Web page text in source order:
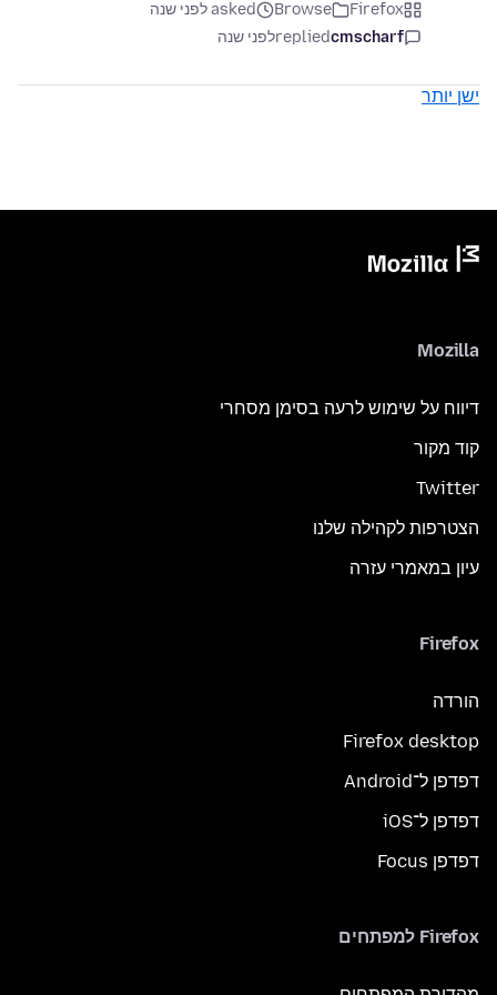
Firefox
Browse
asked לפני שנה
cmscharf
repliedלפני שנה
ישן יותר
Mozilla
דיווח על שימוש לרעה בסימן מסחרי
קוד מקור
Twitter
הצטרפות לקהילה שלנו
עיון במאמרי עזרה
Firefox
הורדה
Firefox desktop
דפדפן ל־Android
דפדפן ל־iOS
דפדפן Focus
Firefox למפתחים